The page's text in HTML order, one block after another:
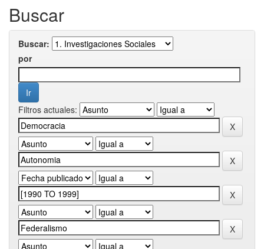
Buscar
Buscar:
por
Filtros actuales: